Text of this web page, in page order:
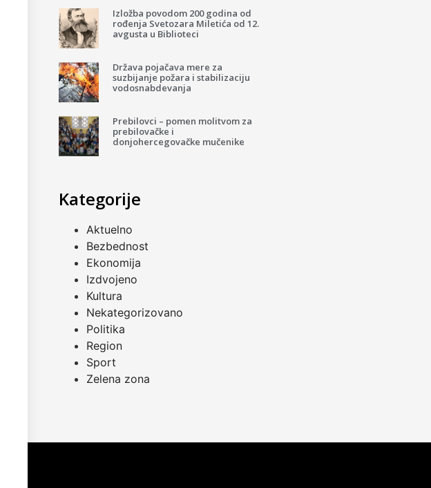
Izložba povodom 200 godina od
rođenja Svetozara Miletića od 12.
avgusta u Biblioteci
Država pojačava mere za
suzbijanje požara i stabilizaciju
vodosnabdevanja
Prebilovci – pomen molitvom za
prebilovačke i
donjohercegovačke mučenike
Kategorije
Aktuelno
Bezbednost
Ekonomija
Izdvojeno
Kultura
Nekategorizovano
Politika
Region
Sport
Zelena zona